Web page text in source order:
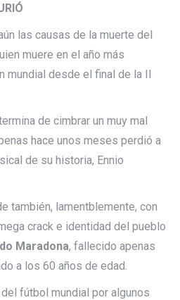
las causas de la muerte del
muere en el año más
mundial desde el final de la II
de cimbrar un muy mal
hace unos meses perdió a
de su historia, Ennio
también, lamentblemente, con
crack e identidad del pueblo
Maradona, fallecido apenas
a los 60 años de edad.
fútbol mundial por algunos